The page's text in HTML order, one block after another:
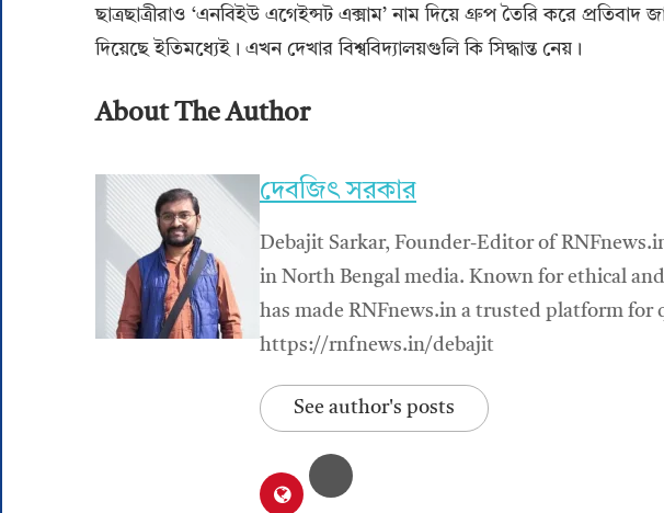
ছাত্রছাত্রীরাও ‘এনবিইউ এগেইন্সট এক্সাম’ নাম দিয়ে গ্রুপ তৈরি করে প্রতিবাদ
দিয়েছে ইতিমধ্যেই। এখন দেখার বিশ্ববিদ্যালয়গুলি কি সিদ্ধান্ত নেয়।
About The Author
দেবজিৎ সরকার
Debajit Sarkar, Founder-Editor of
in North Bengal media. Known for ethical
has made RNFnews.in a trusted platform
https://rnfnews.in/debajit
See author's posts